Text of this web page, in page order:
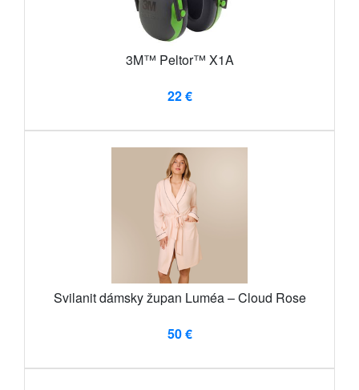
3M™ Peltor™ X1A
22 €
Svilanit dámsky župan Luméa – Cloud Rose
50 €